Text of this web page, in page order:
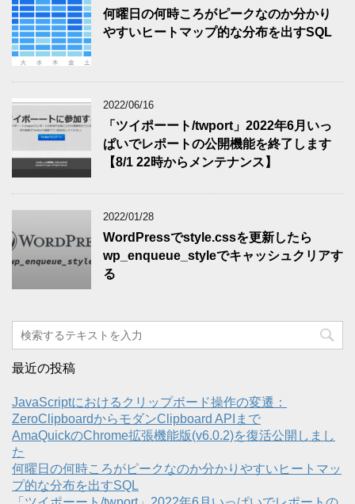
何曜日の何時ころがピークなのか分かり
やすいヒートマップ的な分布を出すSQL
2022/06/16
「ツイポーート/twport」2022年6月いっ
ぱいでレポートの公開機能を終了します
【8/1 22時からメンテナンス】
2022/01/28
WordPressでstyle.cssを更新したら
wp_enqueue_styleでキャッシュクリアす
る
最近の投稿
JavaScriptにおけるクリップボード操作の変遷：
ZeroClipboardからモダンClipboard APIまで
AmaQuickのChrome拡張機能版(v6.0.2)を復活公開しまし
た
何曜日の何時ころがピークなのか分かりやすいヒートマッ
プ的な分布を出すSQL